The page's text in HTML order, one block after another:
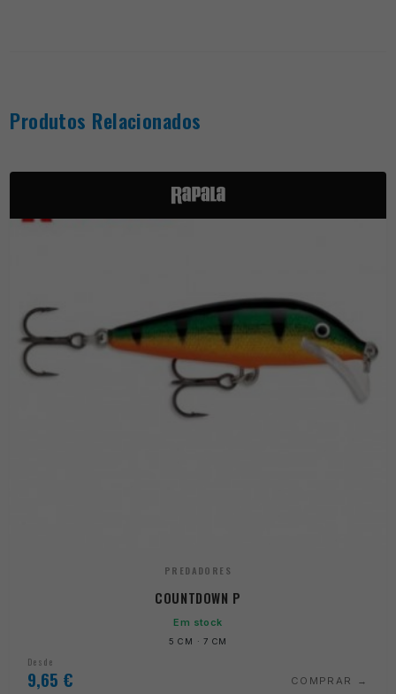
Produtos Relacionados
PREDADORES
COUNTDOWN P
Em stock
5 CM · 7 CM
Desde
9,65 € COMPRAR